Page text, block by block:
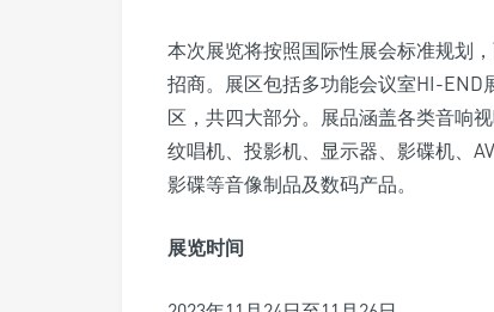
本次展览将按照国际性展会标准规划
招商。展区包括多功能会议室HI-END
区，共四大部分。展品涵盖各类音响
纹唱机、投影机、显示器、影碟机、
影碟等音像制品及数码产品。
展览时间